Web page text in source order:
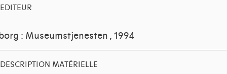
EDITEUR
: Museumstjenesten , 1994
DESCRIPTION MATÉRIELLE